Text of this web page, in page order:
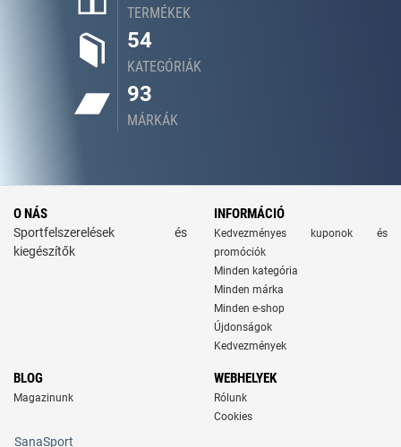
TERMÉKEK
54
KATEGÓRIÁK
93
MÁRKÁK
O NÁS
Sportfelszerelések és
kiegészítők
INFORMÁCIÓ
Kedvezményes kuponok és
promóciók
Minden kategória
Minden márka
Minden e-shop
Újdonságok
Kedvezmények
BLOG
Magazinunk
WEBHELYEK
Rólunk
Cookies
SanaSport